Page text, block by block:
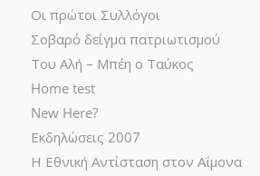
Οι πρώτοι Συλλόγοι
Σοβαρό δείγμα πατριωτισμού
Του Αλή – Μπέη ο Ταύκος
Home test
New Here?
Εκδηλώσεις 2007
Η Εθνική Αντίσταση στον Αΐμονα